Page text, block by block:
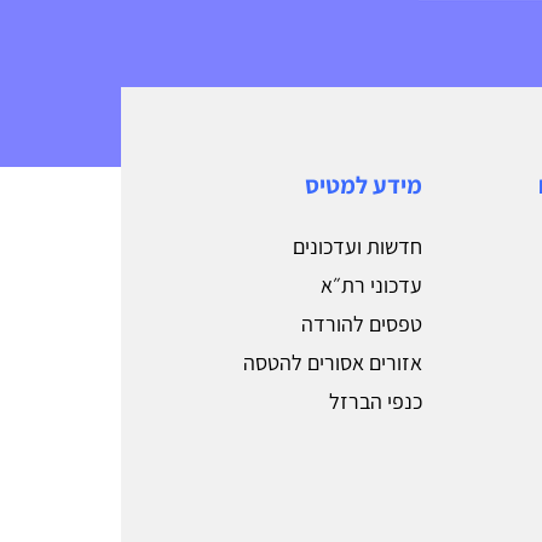
מידע למטיס
חדשות ועדכונים
עדכוני רת״א
טפסים להורדה
אזורים אסורים להטסה
כנפי הברזל